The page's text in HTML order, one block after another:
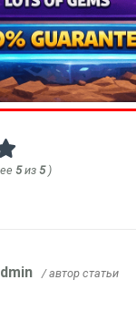
5из 5)
/ автор статьи